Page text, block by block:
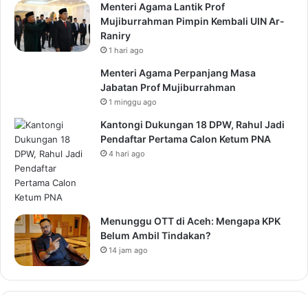
Menteri Agama Lantik Prof
Mujiburrahman Pimpin Kembali UIN Ar-
Raniry
1 hari ago
Menteri Agama Perpanjang Masa
Jabatan Prof Mujiburrahman
1 minggu ago
Kantongi Dukungan 18 DPW, Rahul Jadi
Pendaftar Pertama Calon Ketum PNA
4 hari ago
Menunggu OTT di Aceh: Mengapa KPK
Belum Ambil Tindakan?
14 jam ago